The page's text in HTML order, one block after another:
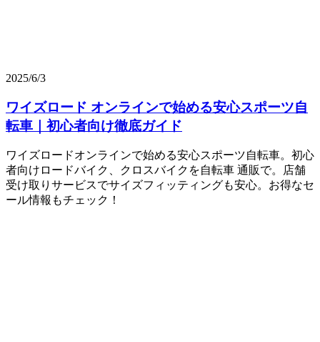
2025/6/3
ワイズロード オンラインで始める安心スポーツ自
転車｜初心者向け徹底ガイド
ワイズロードオンラインで始める安心スポーツ自転車。初心
者向けロードバイク、クロスバイクを自転車 通販で。店舗
受け取りサービスでサイズフィッティングも安心。お得なセ
ール情報もチェック！